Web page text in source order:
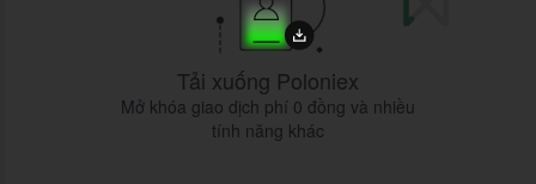
Tải xuống Poloniex
Mở khóa giao dịch phí 0 đồng và nhiều
tính năng khác